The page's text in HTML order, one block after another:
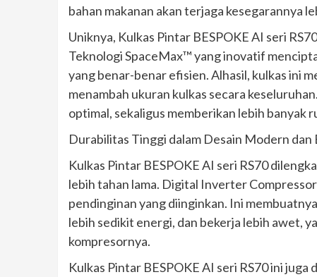
bahan makanan akan terjaga kesegarannya
Uniknya, Kulkas Pintar BESPOKE AI seri
Teknologi SpaceMax™ yang inovatif
yang benar-benar efisien. Alhasil, kulkas ini
menambah ukuran kulkas secara
optimal, sekaligus memberikan lebih banyak
Durabilitas Tinggi dalam Desain Modern dan
Kulkas Pintar BESPOKE AI seri RS70
lebih tahan lama. Digital Inverter
pendinginan yang diinginkan. Ini
lebih sedikit energi, dan bekerja lebih awet,
kompresornya.
Kulkas Pintar BESPOKE AI seri RS70 ini